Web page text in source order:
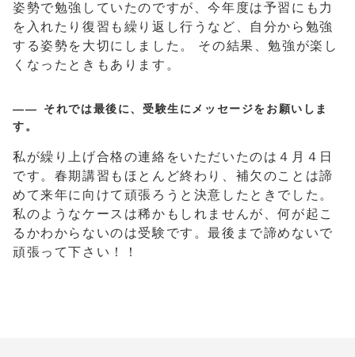
姿勢で勉強していたのですが、今年度は予習にも力
を入れたり復習も繰り返し行うなど、自分から勉強
する姿勢を大切にしました。 その結果、勉強が楽し
くなったときもあります。
それでは最後に、受験生にメッセージをお願いしま
す。
私が繰り上げ合格の連絡をいただいたのは４月４日
です。春期講習もほとんど終わり、補欠のことは諦
めて来年に向けて頑張ろうと決意したときでした。
私のようなケースは稀かもしれませんが、何が起こ
るかわからないのは受験です。最後まで諦めないで
頑張って下さい！！